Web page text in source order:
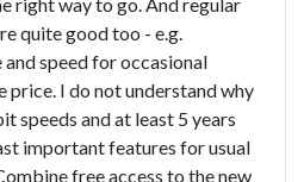
quite good too - e.g.
speed for occasional
price. I do not understand why
speeds and at least 5 years
important features for usual
free access to the new